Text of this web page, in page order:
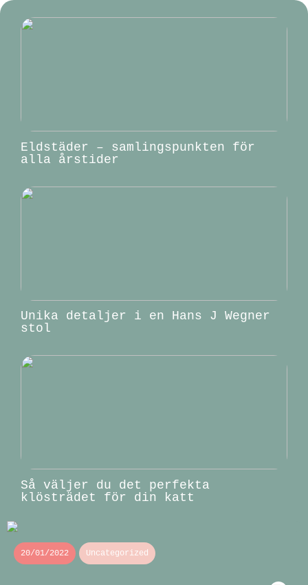
Eldstäder – samlingspunkten för
alla årstider
Unika detaljer i en Hans J Wegner
stol
Så väljer du det perfekta
klösträdet för din katt
20/01/2022 Uncategorized